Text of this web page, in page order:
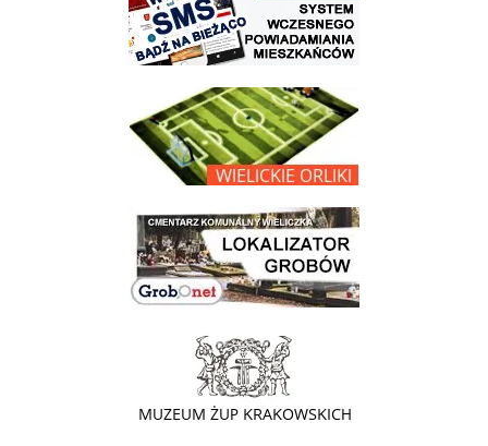
link do opisu projektu Wielickie Orliki
link do lokalizatora grobów na wielickim cmentarzu - grobnet
link do strony - Muzeum Żup Krakowskich Wieliczka